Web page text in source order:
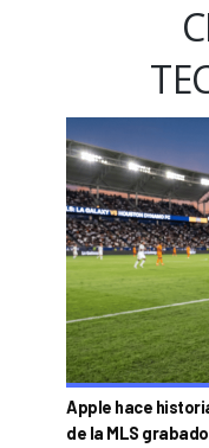
Apple hace
de la MLS grabado